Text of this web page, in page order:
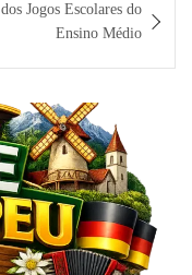
Jogos Escolares do
Ensino Médio